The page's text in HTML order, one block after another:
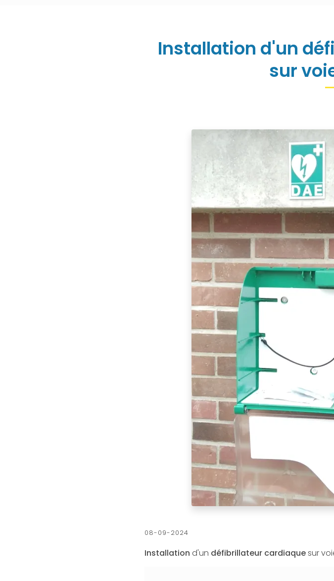
Installation d'un
sur
08-09-2024
Installation d'un défibrillateur cardiaquesur